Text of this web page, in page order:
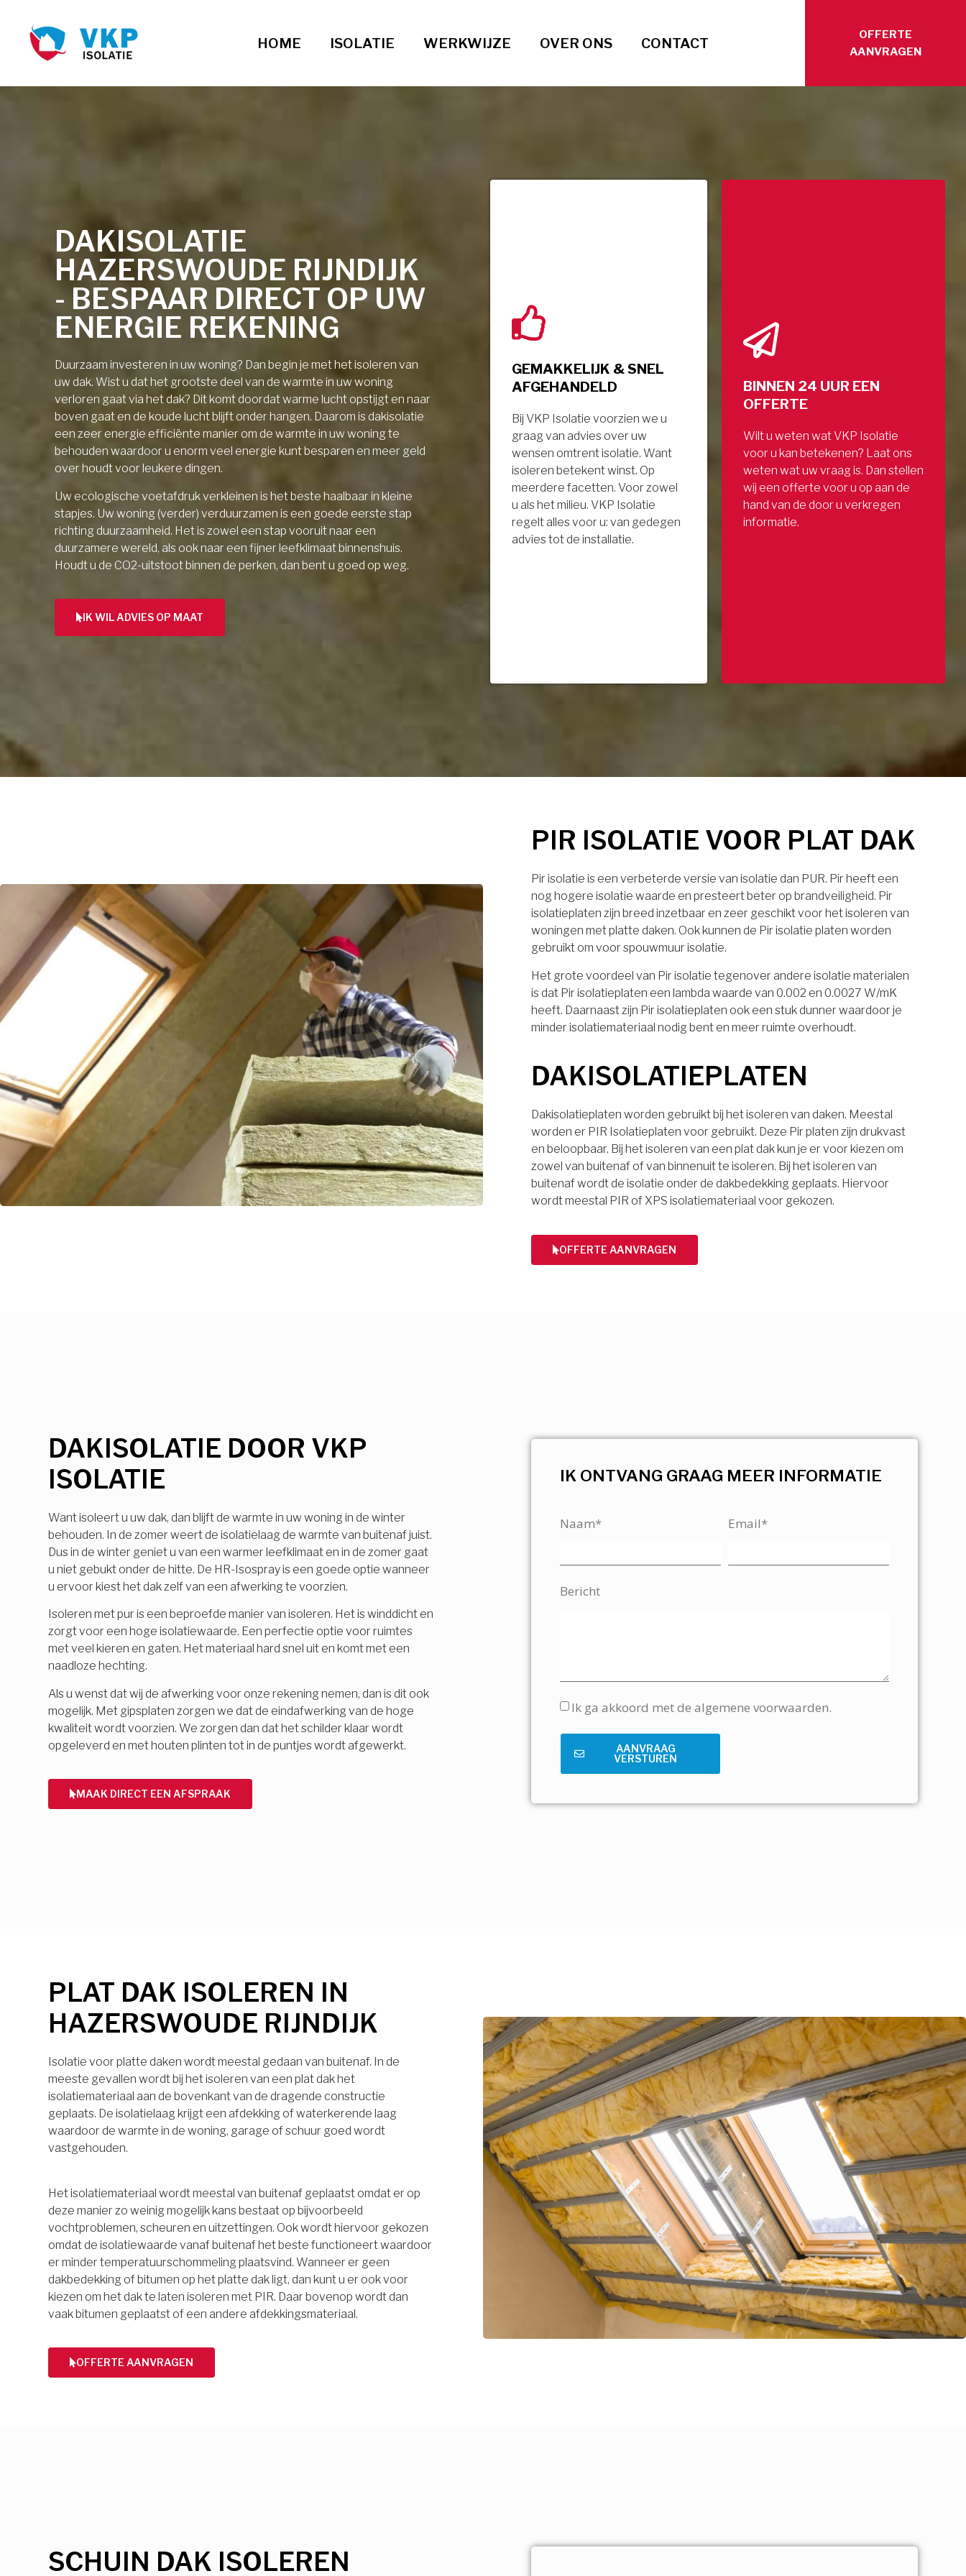
HOME ISOLATIE WERKWIJZE OVER ONS CONTACT
OFFERTE
AANVRAGEN
DAKISOLATIE
HAZERSWOUDE RIJNDIJK
- BESPAAR DIRECT OP UW
ENERGIE REKENING
Duurzaam investeren in uw woning? Dan begin je met het isoleren van
uw dak. Wist u dat het grootste deel van de warmte in uw woning
verloren gaat via het dak? Dit komt doordat warme lucht opstijgt en naar
boven gaat en de koude lucht blijft onder hangen. Daarom is dakisolatie
een zeer energie efficiënte manier om de warmte in uw woning te
behouden waardoor u enorm veel energie kunt besparen en meer geld
over houdt voor leukere dingen.
Uw ecologische voetafdruk verkleinen is het beste haalbaar in kleine
stapjes. Uw woning (verder) verduurzamen is een goede eerste stap
richting duurzaamheid. Het is zowel een stap vooruit naar een
duurzamere wereld, als ook naar een fijner leefklimaat binnenshuis.
Houdt u de CO2-uitstoot binnen de perken, dan bent u goed op weg.
IK WIL ADVIES OP MAAT
GEMAKKELIJK & SNEL
AFGEHANDELD
Bij VKP Isolatie voorzien we u
graag van advies over uw
wensen omtrent isolatie. Want
isoleren betekent winst. Op
meerdere facetten. Voor zowel
u als het milieu. VKP Isolatie
regelt alles voor u: van gedegen
advies tot de installatie.
BINNEN 24 UUR EEN
OFFERTE
Wilt u weten wat VKP Isolatie
voor u kan betekenen? Laat ons
weten wat uw vraag is. Dan stellen
wij een offerte voor u op aan de
hand van de door u verkregen
informatie.
PIR ISOLATIE VOOR PLAT DAK
Pir isolatie is een verbeterde versie van isolatie dan PUR. Pir heeft een
nog hogere isolatie waarde en presteert beter op brandveiligheid. Pir
isolatieplaten zijn breed inzetbaar en zeer geschikt voor het isoleren van
woningen met platte daken. Ook kunnen de Pir isolatie platen worden
gebruikt om voor spouwmuur isolatie.
Het grote voordeel van Pir isolatie tegenover andere isolatie materialen
is dat Pir isolatieplaten een lambda waarde van 0.002 en 0.0027 W/mK
heeft. Daarnaast zijn Pir isolatieplaten ook een stuk dunner waardoor je
minder isolatiemateriaal nodig bent en meer ruimte overhoudt.
DAKISOLATIEPLATEN
Dakisolatieplaten worden gebruikt bij het isoleren van daken. Meestal
worden er PIR Isolatieplaten voor gebruikt. Deze Pir platen zijn drukvast
en beloopbaar. Bij het isoleren van een plat dak kun je er voor kiezen om
zowel van buitenaf of van binnenuit te isoleren. Bij het isoleren van
buitenaf wordt de isolatie onder de dakbedekking geplaats. Hiervoor
wordt meestal PIR of XPS isolatiemateriaal voor gekozen.
OFFERTE AANVRAGEN
DAKISOLATIE DOOR VKP
ISOLATIE
Want isoleert u uw dak, dan blijft de warmte in uw woning in de winter
behouden. In de zomer weert de isolatielaag de warmte van buitenaf juist.
Dus in de winter geniet u van een warmer leefklimaat en in de zomer gaat
u niet gebukt onder de hitte. De HR-Isospray is een goede optie wanneer
u ervoor kiest het dak zelf van een afwerking te voorzien.
Isoleren met pur is een beproefde manier van isoleren. Het is winddicht en
zorgt voor een hoge isolatiewaarde. Een perfectie optie voor ruimtes
met veel kieren en gaten. Het materiaal hard snel uit en komt met een
naadloze hechting.
Als u wenst dat wij de afwerking voor onze rekening nemen, dan is dit ook
mogelijk. Met gipsplaten zorgen we dat de eindafwerking van de hoge
kwaliteit wordt voorzien. We zorgen dan dat het schilder klaar wordt
opgeleverd en met houten plinten tot in de puntjes wordt afgewerkt.
MAAK DIRECT EEN AFSPRAAK
IK ONTVANG GRAAG MEER INFORMATIE
Naam* Email*
Bericht
Ik ga akkoord met de algemene voorwaarden.
AANVRAAG
VERSTUREN
PLAT DAK ISOLEREN IN
HAZERSWOUDE RIJNDIJK
Isolatie voor platte daken wordt meestal gedaan van buitenaf. In de
meeste gevallen wordt bij het isoleren van een plat dak het
isolatiemateriaal aan de bovenkant van de dragende constructie
geplaats. De isolatielaag krijgt een afdekking of waterkerende laag
waardoor de warmte in de woning, garage of schuur goed wordt
vastgehouden.
Het isolatiemateriaal wordt meestal van buitenaf geplaatst omdat er op
deze manier zo weinig mogelijk kans bestaat op bijvoorbeeld
vochtproblemen, scheuren en uitzettingen. Ook wordt hiervoor gekozen
omdat de isolatiewaarde vanaf buitenaf het beste functioneert waardoor
er minder temperatuurschommeling plaatsvind. Wanneer er geen
dakbedekking of bitumen op het platte dak ligt, dan kunt u er ook voor
kiezen om het dak te laten isoleren met PIR. Daar bovenop wordt dan
vaak bitumen geplaatst of een andere afdekkingsmateriaal.
OFFERTE AANVRAGEN
SCHUIN DAK ISOLEREN